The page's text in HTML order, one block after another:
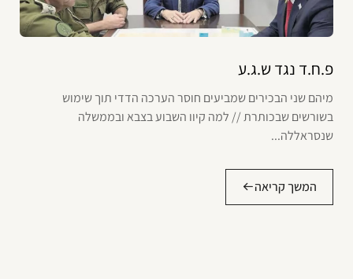
פ.ח.ד נגד ש.ג.ע
מיהם שני הבכירים שמביעים חוסר הערכה הדדי תוך שימוש
בשורשים שבכותרת // למה קיוו השבוע בצבא ובממשלה
שנסראללה...
המשך קריאה